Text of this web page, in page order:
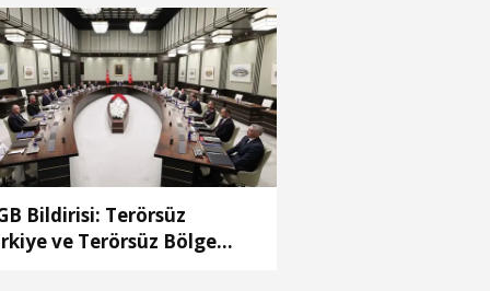
Bildirisi: Terörsüz
ve Terörsüz Bölge